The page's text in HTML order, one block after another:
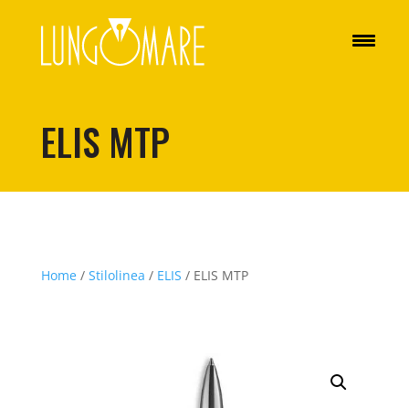
ELIS MTP
Home/ Stilolinea / ELIS / ELIS MTP